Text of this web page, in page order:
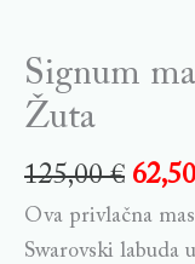
Signum
Žuta
125,00€ 62,50
Ova privlačna
Swarovski labuda